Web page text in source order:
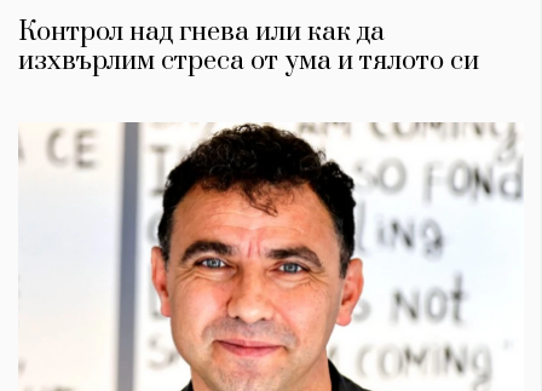
Контрол над гнева или как да
изхвърлим стреса от умa и тялото си